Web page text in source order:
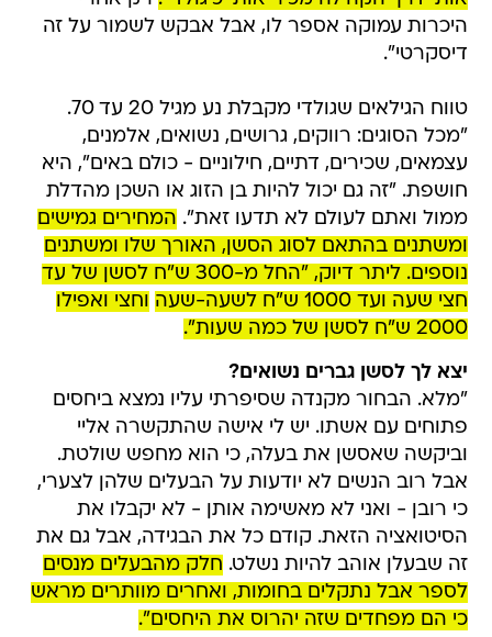
היכרות עמוקה אספר לו, אבל אבקש לשמור על זה
דיסקרטי".
טווח הגילאים שגולדי מקבלת נע מגיל 20 עד 70.
"מכל הסוגים: רווקים, גרושים, נשואים, אלמנים,
עצמאים, שכירים, דתיים, חילוניים - כולם באים", היא
חושפת. "זה גם יכול להיות בן הזוג או השכן מהדלת
ממול ואתם לעולם לא תדעו זאת". המחירים גמישים
ומשתנים בהתאם לסוג הסשן, האורך שלו ומשתנים
נוספים. ליתר דיוק, "החל מ-300 ש"ח לסשן של עד
חצי שעה ועד 1000 ש"ח לשעה-שעה
וחצי ואפילו
2000 ש"ח לסשן של כמה שעות".
יצא לך לסשן גברים נשואים?
"מלא. הבחור מקנדה שסיפרתי עליו נמצא ביחסים
פתוחים עם אשתו. יש לי אישה שהתקשרה אליי
וביקשה שאסשן את בעלה, כי הוא מחפש שולטת.
אבל רוב הנשים לא יודעות על הבעלים שלהן לצערי,
כי רובן - ואני לא מאשימה אותן - לא יקבלו את
הסיטואציה הזאת. קודם כל את הבגידה, אבל גם את
זה שבעלן אוהב להיות נשלט. חלק מהבעלים מנסים
לספר אבל נתקלים בחומות, ואחרים מוותרים מראש
כי הם מפחדים שזה יהרוס את היחסים".